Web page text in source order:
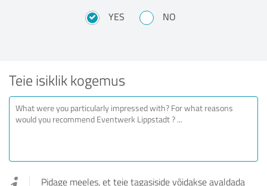
YES NO
Teie isiklik kogemus
Pidage meeles, et teie tagasiside võidakse avaldada